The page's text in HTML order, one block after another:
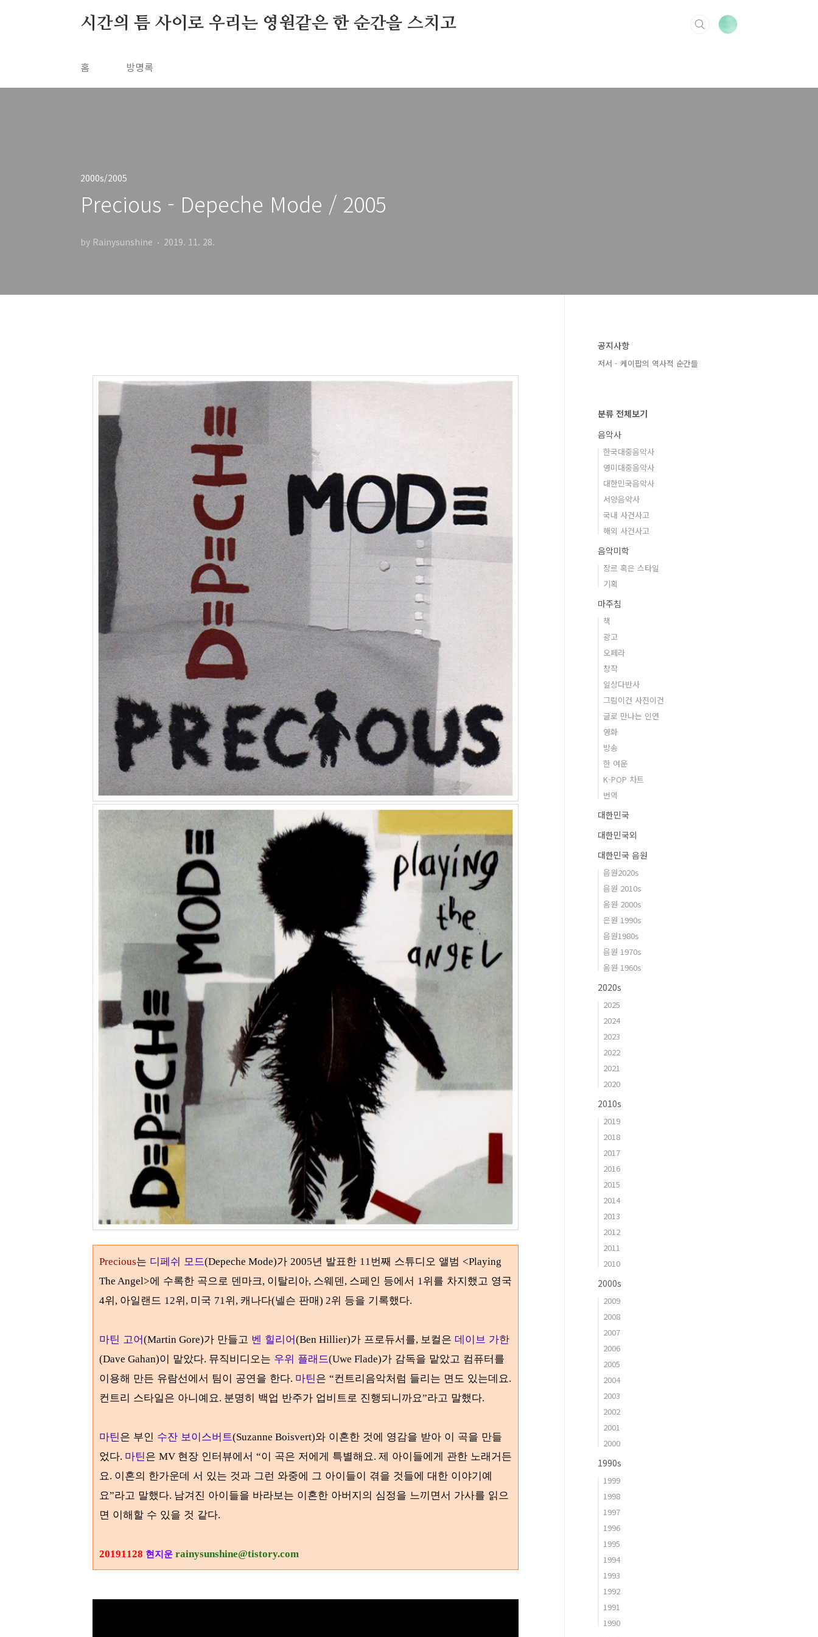
시간의 틈 사이로 우리는 영원같은 한 순간을 스치고
홈 방명록
2000s/2005
Precious - Depeche Mode / 2005
by Rainysunshine 2019. 11. 28.
Precious는 디페쉬 모드(Depeche Mode)가 2005년 발표한 11번째 스튜디오 앨범 <Playing
The Angel>에 수록한 곡으로 덴마크, 이탈리아, 스웨덴, 스페인 등에서 1위를 차지했고 영국
4위, 아일랜드 12위, 미국 71위, 캐나다(넬슨 판매) 2위 등을 기록했다.
마틴 고어(Martin Gore)가 만들고 벤 힐리어(Ben Hillier)가 프로듀서를, 보컬은 데이브 가한
(Dave Gahan)이 맡았다. 뮤직비디오는 우위 플래드(Uwe Flade)가 감독을 맡았고 컴퓨터를
이용해 만든 유람선에서 팀이 공연을 한다. 마틴은 “컨트리음악처럼 들리는 면도 있는데요.
컨트리 스타일은 아니예요. 분명히 백업 반주가 업비트로 진행되니까요”라고 말했다.
마틴은 부인 수잔 보이스버트(Suzanne Boisvert)와 이혼한 것에 영감을 받아 이 곡을 만들
었다. 마틴은 MV 현장 인터뷰에서 “이 곡은 저에게 특별해요. 제 아이들에게 관한 노래거든
요. 이혼의 한가운데 서 있는 것과 그런 와중에 그 아이들이 겪을 것들에 대한 이야기예
요”라고 말했다. 남겨진 아이들을 바라보는 이혼한 아버지의 심정을 느끼면서 가사를 읽으
면 이해할 수 있을 것 같다.
20191128 현지운 rainysunshine@tistory.com
공지사항
저서 - 케이팝의 역사적 순간들
분류 전체보기
음악사
한국대중음악사
영미대중음악사
대한민국음악사
서양음악사
국내 사건사고
해외 사건사고
음악미학
장르 혹은 스타일
기획
마주침
책
광고
오페라
창작
일상다반사
그림이건 사진이건
글로 만나는 인연
영화
방송
한 여운
K-POP 차트
번역
대한민국
대한민국외
대한민국 음원
음원2020s
음원 2010s
음원 2000s
은원 1990s
음원1980s
음원 1970s
음원 1960s
2020s
2025
2024
2023
2022
2021
2020
2010s
2019
2018
2017
2016
2015
2014
2013
2012
2011
2010
2000s
2009
2008
2007
2006
2005
2004
2003
2002
2001
2000
1990s
1999
1998
1997
1996
1995
1994
1993
1992
1991
1990